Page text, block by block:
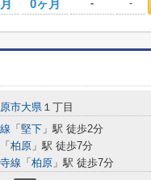
0ヶ月 - -
市大県 １丁目
「 堅下 」駅 徒歩2分
「 柏原 」駅 徒歩7分
線 「 柏原 」駅 徒歩7分